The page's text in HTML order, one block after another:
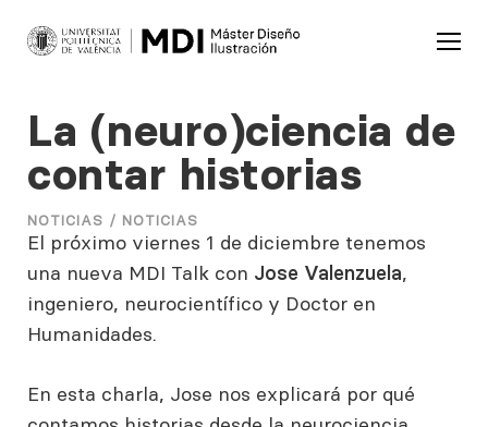
La (neuro)ciencia de
contar historias
NOTICIAS / NOTICIAS
El próximo viernes 1 de diciembre tenemos
una nueva MDI Talk con Jose Valenzuela,
ingeniero, neurocientífico y Doctor en
Humanidades.
En esta charla, Jose nos explicará por qué